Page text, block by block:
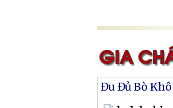
Đu Đủ Bò Khô